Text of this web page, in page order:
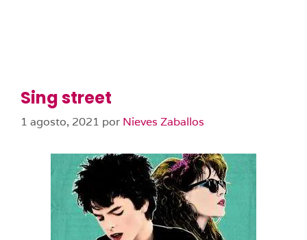
Sing street
1 agosto, 2021 por Nieves Zaballos